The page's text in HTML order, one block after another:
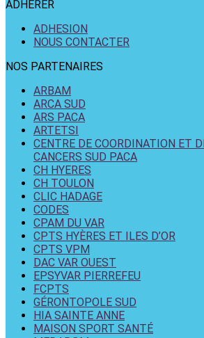
ADHÉRER
ADHESION
NOUS CONTACTER
NOS PARTENAIRES
ARBAM
ARCA SUD
ARS PACA
ARTETSI
CENTRE DE COORDINATION ET
CANCERS SUD PACA
CH HYERES
CH TOULON
CLIC HADAGE
CODES
CPAM DU VAR
CPTS HYÈRES ET ILES D’OR
CPTS VPM
DAC VAR OUEST
EPSYVAR PIERREFEU
FCPTS
GÉRONTOPOLE SUD
HIA SAINTE ANNE
MAISON SPORT SANTÉ